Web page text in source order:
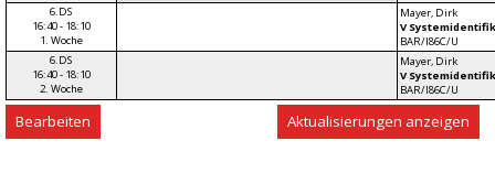
6.DS
16:40 - 18:10
1. Woche
Mayer, Dirk
V
BAR/I86C/U
6.DS
16:40 - 18:10
2. Woche
Mayer, Dirk
V
BAR/I86C/U